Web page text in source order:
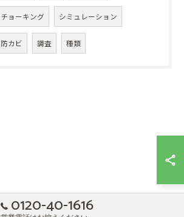
チョーキング シミュレーション
防カビ 調査 種類
0120-40-1616